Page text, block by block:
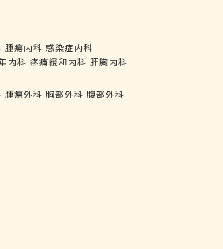
腫瘍内科 感染症内科
内科 疼痛緩和内科 肝臓内科
腫瘍外科 胸部外科 腹部外科